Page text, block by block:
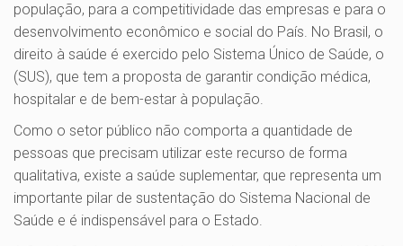
população, para a competitividade das empresas e para o
desenvolvimento econômico e social do País. No Brasil, o
direito à saúde é exercido pelo Sistema Único de Saúde, o
(SUS), que tem a proposta de garantir condição médica,
hospitalar e de bem-estar à população.
Como o setor público não comporta a quantidade de
pessoas que precisam utilizar este recurso de forma
qualitativa, existe a saúde suplementar, que representa um
importante pilar de sustentação do Sistema Nacional de
Saúde e é indispensável para o Estado.